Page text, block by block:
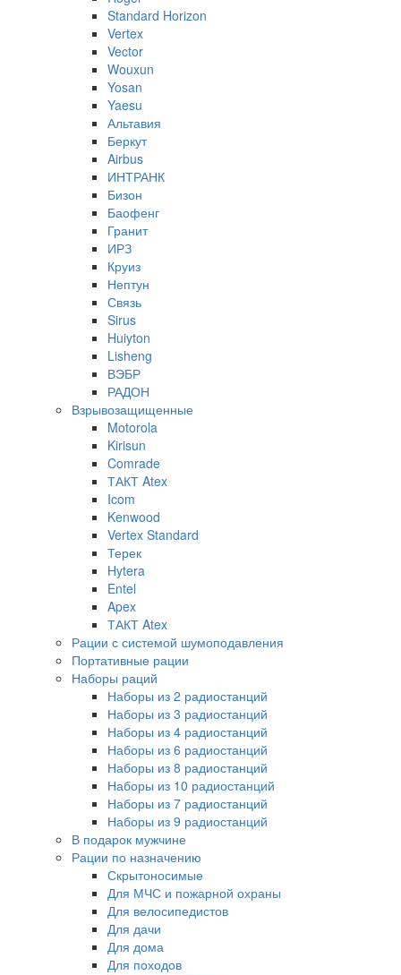
Standard Horizon
Vertex
Vector
Wouxun
Yosan
Yaesu
Альтавия
Беркут
Airbus
ИНТРАНК
Бизон
Баофенг
Гранит
ИРЗ
Круиз
Нептун
Связь
Sirus
Huiyton
Lisheng
ВЭБР
РАДОН
Взрывозащищенные
Motorola
Kirisun
Comrade
ТАКТ Atex
Icom
Kenwood
Vertex Standard
Терек
Hytera
Entel
Apex
ТАКТ Atex
Рации с системой шумоподавления
Портативные рации
Наборы раций
Наборы из 2 радиостанций
Наборы из 3 радиостанций
Наборы из 4 радиостанций
Наборы из 6 радиостанций
Наборы из 8 радиостанций
Наборы из 10 радиостанций
Наборы из 7 радиостанций
Наборы из 9 радиостанций
В подарок мужчине
Рации по назначению
Скрытоносимые
Для МЧС и пожарной охраны
Для велосипедистов
Для дачи
Для дома
Для походов